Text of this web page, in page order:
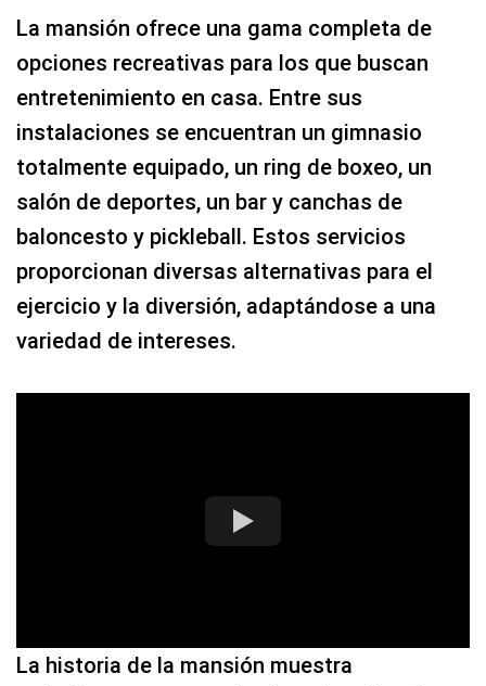
La mansión ofrece una gama completa de
opciones recreativas para los que buscan
entretenimiento en casa. Entre sus
instalaciones se encuentran un gimnasio
totalmente equipado, un ring de boxeo, un
salón de deportes, un bar y canchas de
baloncesto y pickleball. Estos servicios
proporcionan diversas alternativas para el
ejercicio y la diversión, adaptándose a una
variedad de intereses.
La historia de la mansión muestra